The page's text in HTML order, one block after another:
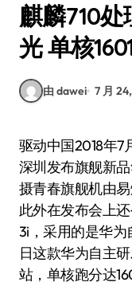
麒麟710
光 单核
由 dawei 7 月
驱动中国2018年7月24日消息 7月18日，华为手机在
深圳发布旗舰新
摄青春旗舰机由
此外在发布会上
3i，采用的是华为
日这款华为自主
站，单核跑分达